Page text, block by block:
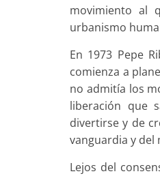
movimiento al
urbanismo
En 1973 Pepe
comienza a
no admitía los
liberación que
divertirse y de
vanguardia y del
Lejos del